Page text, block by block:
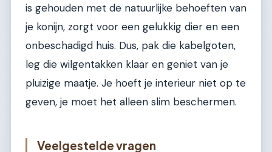
is gehouden met de natuurlijke behoeften van
je konijn, zorgt voor een gelukkig dier en een
onbeschadigd huis. Dus, pak die kabelgoten,
leg die wilgentakken klaar en geniet van je
pluizige maatje. Je hoeft je interieur niet op te
geven, je moet het alleen slim beschermen.
Veelgestelde vragen